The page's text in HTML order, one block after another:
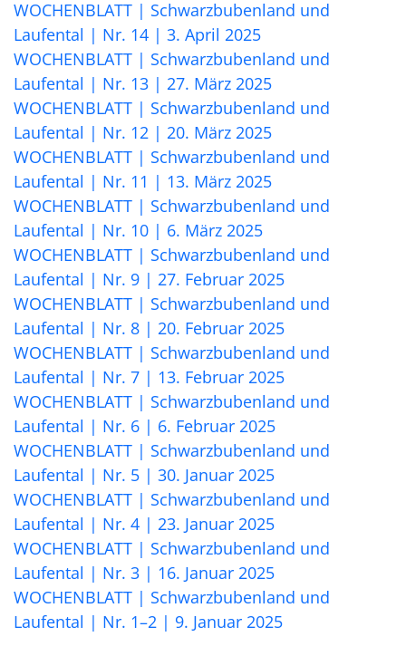
WOCHENBLATT | Schwarzbubenland und
Laufental | Nr. 14 | 3. April 2025
WOCHENBLATT | Schwarzbubenland und
Laufental | Nr. 13 | 27. März 2025
WOCHENBLATT | Schwarzbubenland und
Laufental | Nr. 12 | 20. März 2025
WOCHENBLATT | Schwarzbubenland und
Laufental | Nr. 11 | 13. März 2025
WOCHENBLATT | Schwarzbubenland und
Laufental | Nr. 10 | 6. März 2025
WOCHENBLATT | Schwarzbubenland und
Laufental | Nr. 9 | 27. Februar 2025
WOCHENBLATT | Schwarzbubenland und
Laufental | Nr. 8 | 20. Februar 2025
WOCHENBLATT | Schwarzbubenland und
Laufental | Nr. 7 | 13. Februar 2025
WOCHENBLATT | Schwarzbubenland und
Laufental | Nr. 6 | 6. Februar 2025
WOCHENBLATT | Schwarzbubenland und
Laufental | Nr. 5 | 30. Januar 2025
WOCHENBLATT | Schwarzbubenland und
Laufental | Nr. 4 | 23. Januar 2025
WOCHENBLATT | Schwarzbubenland und
Laufental | Nr. 3 | 16. Januar 2025
WOCHENBLATT | Schwarzbubenland und
Laufental | Nr. 1–2 | 9. Januar 2025